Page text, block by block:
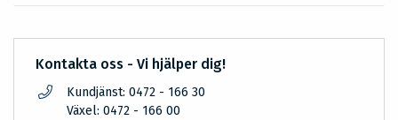
Kontakta oss - Vi hjälper dig!
Kundjänst: 0472 - 166 30
Växel: 0472 - 166 00